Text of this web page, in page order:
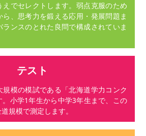
えでセレクトします。弱点克服のため
、思考力を鍛える応用・発展問題ま
ンスのとれた良問で構成されていま
テスト
模の模試である「北海道学力コンク
。小学1年生から中学3年生まで、この
規模で測定します。